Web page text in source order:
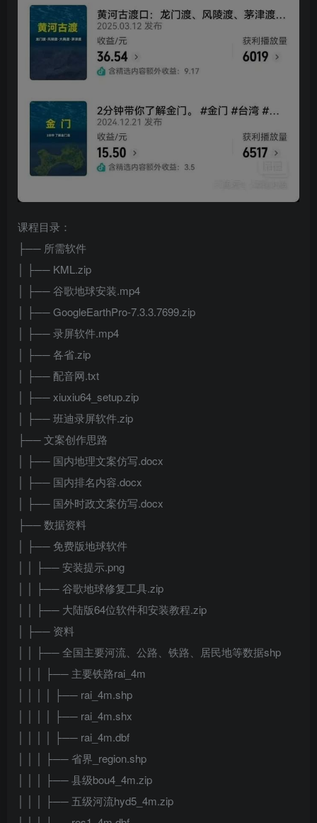
课程目录：
├── 所需软件
│ ├── KML.zip
│ ├── 谷歌地球安装.mp4
│ ├── GoogleEarthPro-7.3.3.7699.zip
│ ├── 录屏软件.mp4
│ ├── 各省.zip
│ ├── 配音网.txt
│ ├── xiuxiu64_setup.zip
│ ├── 班迪录屏软件.zip
├── 文案创作思路
│ ├── 国内地理文案仿写.docx
│ ├── 国内排名内容.docx
│ ├── 国外时政文案仿写.docx
├── 数据资料
│ ├── 免费版地球软件
│ │ ├── 安装提示.png
│ │ ├── 谷歌地球修复工具.zip
│ │ ├── 大陆版64位软件和安装教程.zip
│ ├── 资料
│ │ ├── 全国主要河流、公路、铁路、居民地等数据shp
│ │ │ ├── 主要铁路rai_4m
│ │ │ │ ├── rai_4m.shp
│ │ │ │ ├── rai_4m.shx
│ │ │ │ ├── rai_4m.dbf
│ │ │ ├── 省界_region.shp
│ │ │ ├── 县级bou4_4m.zip
│ │ │ ├── 五级河流hyd5_4m.zip